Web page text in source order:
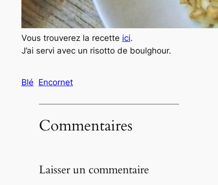
Vous trouverez la recette ici.
J’ai servi avec un risotto de boulghour.
Blé Encornet
Commentaires
Laisser un commentaire